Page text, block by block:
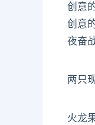
创意
创意
夜奋
两只
火龙